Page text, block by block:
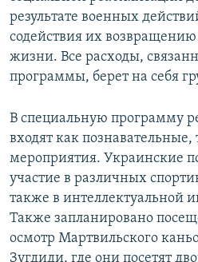
результате военных
содействия их
жизни. Все расходы,
программы, берет на себя
В специальную программу
входят как познавательные,
мероприятия. Украинские
участие в различных
также в интеллектуальной
Также запланировано
осмотр Мартвильского
Зугдиди, где они посетят